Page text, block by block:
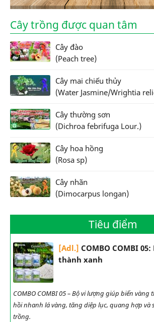
Cây trồng được quan tâm
Cây đào
(Peach tree)
Cây mai chiếu thủy
(Water Jasmine/Wrightia
Cây thường sơn
(Dichroa febrifuga Lour.)
Cây hoa hồng
(Rosa sp)
Cây nhãn
(Dimocarpus longan)
Tiêu điểm
[Adl.] COMBO COMBI
thành xanh
COMBO COMBI 05 – Bộ vi lượng giúp biến
hồi nhanh lá vàng, tăng diệp lục, quang hợp và
trồng.